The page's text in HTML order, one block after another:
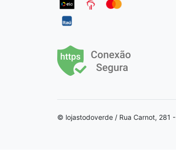
© lojastodoverde / Rua Carnot, 281